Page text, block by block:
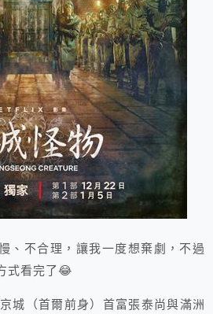
、不合理，讓我一度想棄劇，不過
式看完了😂
城（首爾前身）首富張泰尚與滿洲